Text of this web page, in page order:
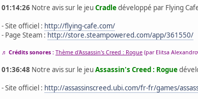
01:14:26 Notre avis sur le jeu Cradledéveloppé par Flying
- Site officiel : http://flying-cafe.com/
- Page Steam : http://store.steampowered.com/app/361550/
♬ Crédits sonores : Thème d'Assassin's Creed : Rogue (par Elitsa
01:36:48 Notre avis sur le jeu Assassin's Creed : Rogue
- Site officiel : http://assassinscreed.ubi.com/fr-fr/games/